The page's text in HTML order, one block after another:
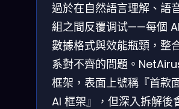
過於在自然語言理解、語
組之間反覆调试——每個
數據格式與效能瓶頸，整
系對不齊的問題。
框架，表面上號稱『首款
AI 框架』，但深入拆解後